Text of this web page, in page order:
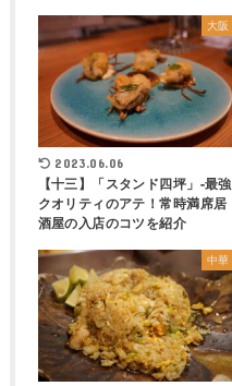
大阪
2023.06.06
【十三】「スタンド四坪」-最強
クオリティのアテ！常時満席居
酒屋の入店のコツを紹介
中華